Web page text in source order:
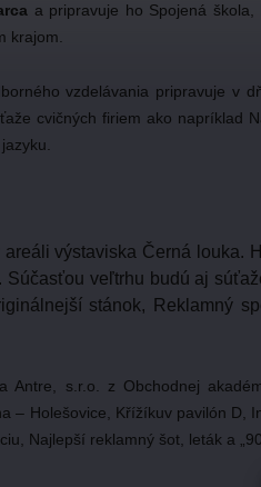
a pripravuje ho Spojená
krajom.
vzdelávania pripravuje v
cvičných firiem ako napríklad
areáli výstaviska Černá louka.
veľtrhu budú aj
stánok, Reklamný
Antre, s.r.o. z Obchodnej
– Holešovice, Křížíkuv pavilón D,
Najlepší reklamný šot, leták a